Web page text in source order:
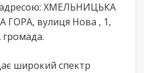
ХМЕЛЬНИЦЬКА
ГОРА, вулиця Нова , 1,
широкий спектр